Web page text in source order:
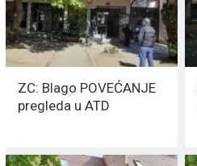
ZC: Blago POVEĆANJE
pregleda u ATD